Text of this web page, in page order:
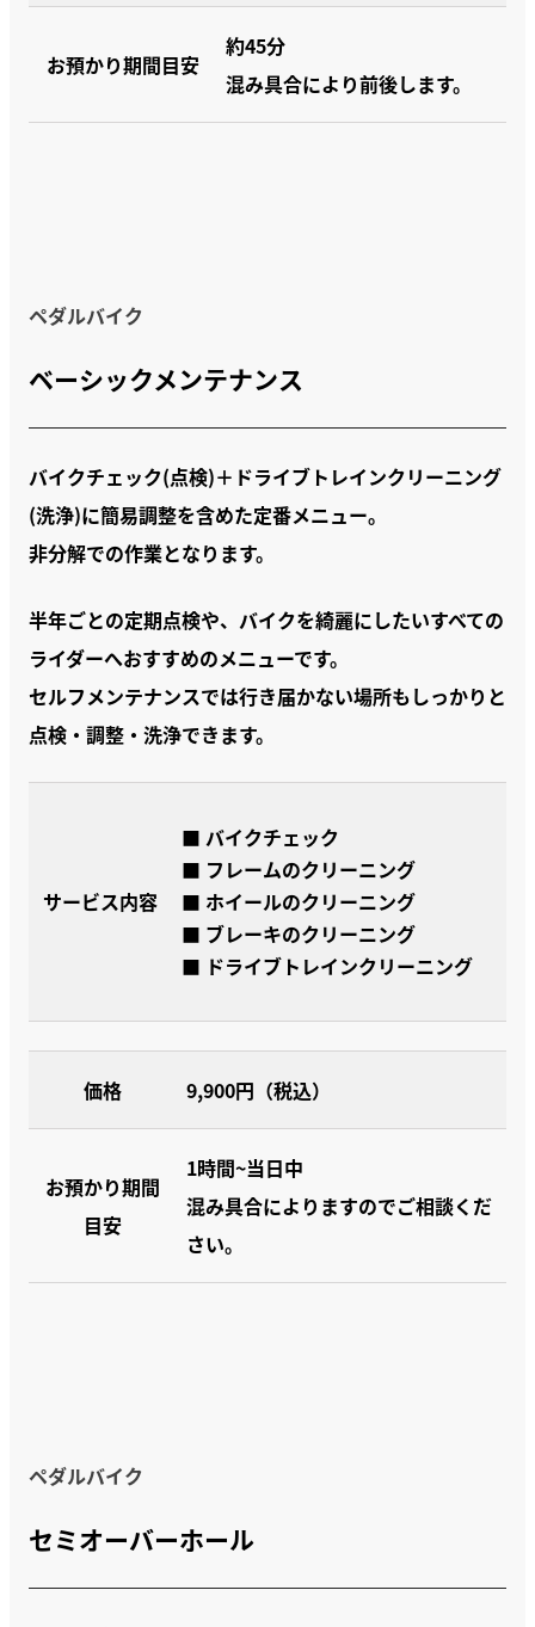
お預かり期間目安
約45分
混み具合により前後します。
ペダルバイク
ベーシックメンテナンス
バイクチェック(点検)＋ドライブトレインクリーニング
(洗浄)に簡易調整を含めた定番メニュー。
非分解での作業となります。
半年ごとの定期点検や、バイクを綺麗にしたいすべての
ライダーへおすすめのメニューです。
セルフメンテナンスでは行き届かない場所もしっかりと
点検・調整・洗浄できます。
サービス内容
■ バイクチェック
■ フレームのクリーニング
■ ホイールのクリーニング
■ ブレーキのクリーニング
■ ドライブトレインクリーニング
価格 9,900円（税込）
お預かり期間
目安
1時間~当日中
混み具合によりますのでご相談くだ
さい。
ペダルバイク
セミオーバーホール